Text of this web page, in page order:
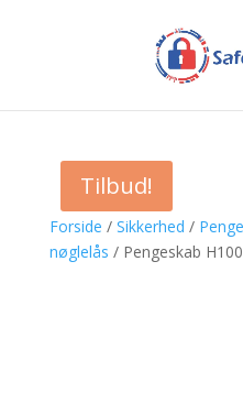
Forside / Sikkerhed /
nøglelås / Pengeskab
Tilbud!